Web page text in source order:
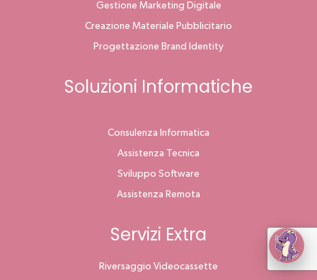
Gestione Marketing Digitale
Creazione Materiale Pubblicitario
Progettazione Brand Identity
Soluzioni Informatiche
Consulenza Informatica
Assistenza Tecnica
Sviluppo Software
Assistenza Remota
Servizi Extra
Riversaggio Videocassette